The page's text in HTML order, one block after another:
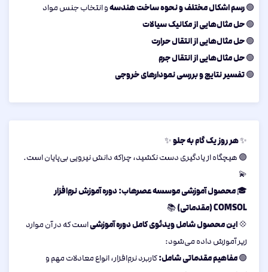
🟢رسم اشکال مختلف و نحوه ساخت هندسهو انتخاب جنس مواد
🟢حل مثال‌هایی از مکانیک سیالات
🟢حل مثال‌هایی از انتقال حرارت
🟢حل مثال‌هایی از انتقال جرم
🟢تفسیر نتایج و بررسی نمودارهای خروجی
✨هر روز یک گام به جلو✨
🟣 هیچگاه از یادگیری دست نکشید، چراکه دانش نیرویی بی‌پایان است.
💫
🎓محصول آموزشی موسسه عصرهاب: دوره آموزش نرم‌افزار
COMSOL (مقدماتی)
📚
💠این محصول شامل ویدئوی کامل دوره آموزشیاست که در آن موارد
زیر آموزش داده می‌شود:
🟢مفاهیم مقدماتی شامل:کاربرد نرم‌افزار، انواع معادلات مهم و